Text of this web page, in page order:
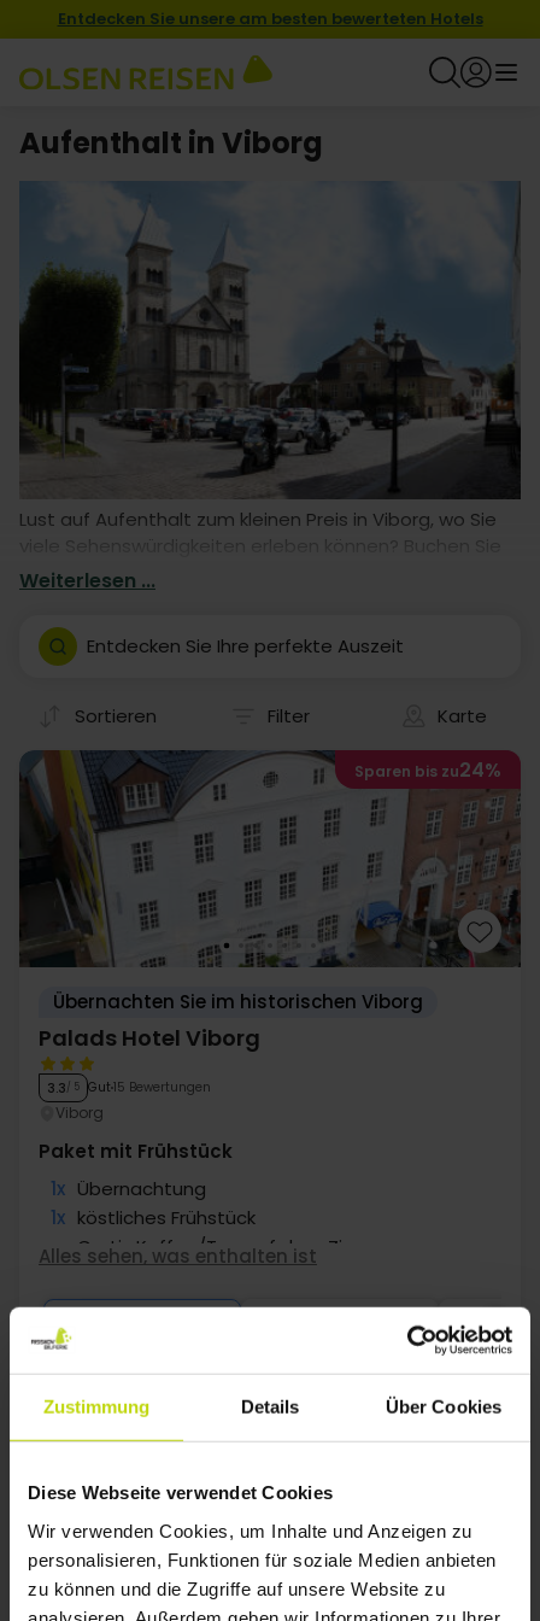
Zustimmung Details Über Cookies
Diese Webseite verwendet Cookies
Wir verwenden Cookies, um Inhalte und Anzeigen zu
personalisieren, Funktionen für soziale Medien anbieten
zu können und die Zugriffe auf unsere Website zu
Entdecken Sie unsere am besten bewerteten Hotels
Aufenthalt in Viborg
Lust auf Aufenthalt zum kleinen Preis in Viborg, wo Sie
viele Sehenswürdigkeiten erleben können? Buchen Sie
einen Aufenthalt in einem von unseren vielen Hotels.
fantastische Auszeit in Viborg- mit eigener Anreise.
Weiterlesen ...
Entdecken Sie Ihre perfekte Auszeit
Sortieren Filter Karte
Sparen bis zu24%
Übernachten Sie im historischen Viborg
Palads Hotel Viborg
3.3/ 5 Gut 15 Bewertungen
Viborg
Paket mit Frühstück
1x Übernachtung
1x köstliches Frühstück
∞ Gratis Kaffee/Tee auf dem Zimmer
∞ Gratis Parken
Alles sehen, was enthalten ist
Okt 65,-
Gesamt 130,-
Dez
Mehr anzeigen
1
FAQ